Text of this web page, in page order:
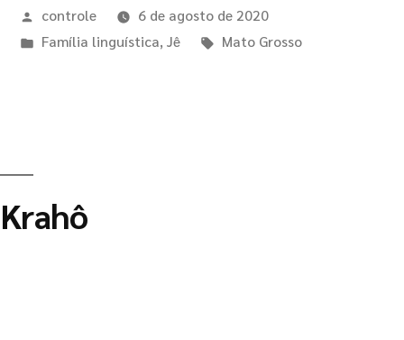
controle
6 de agosto de 2020
Família linguística, Jê Mato Grosso
Krahô